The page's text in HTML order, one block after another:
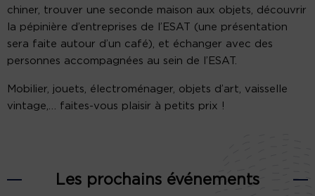
chiner, trouver une seconde maison aux objets, découvrir
la pépinière d’entreprises de l’ESAT (une présentation
sera faite autour d’un café), et échanger avec des
personnes accompagnées au sein de l’ESAT.
Mobilier, jouets, électroménager, objets d’art, vaisselle
vintage,… faites-vous plaisir à petits prix !
Les prochains événements